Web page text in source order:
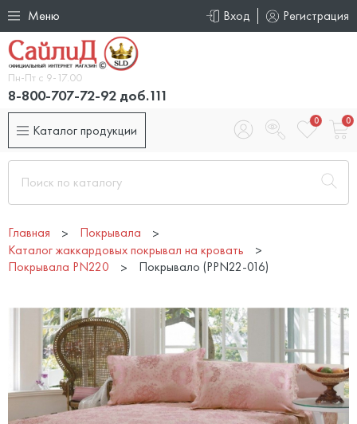
Меню Вход Регистрация
Пн-Пт с 9-17.00
8-800-707-72-92 доб.111
Каталог продукции
0 0
Главная
Покрывала
Каталог жаккардовых покрывал на кровать
Покрывала PN220
Покрывало (PPN22-016)